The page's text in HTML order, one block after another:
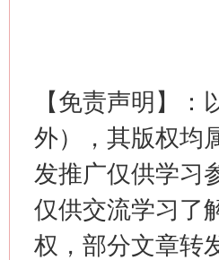
【免责声明】
外），其版权均
发推广仅供学习
仅供交流学习了
权，部分文章转
这是一记警钟！